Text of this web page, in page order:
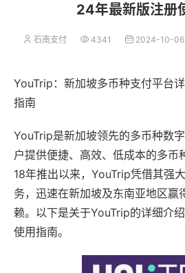
24年最新版注册
石南支付 4341 2024-10-06
YouTrip：新加坡多币种支付平台
指南
YouTrip是新加坡领先的多币种数
户提供便捷、高效、低成本的多币
18年推出以来，YouTrip凭借其强
务，迅速在新加坡及东南亚地区赢
赖。以下是关于YouTrip的详细介
使用指南。